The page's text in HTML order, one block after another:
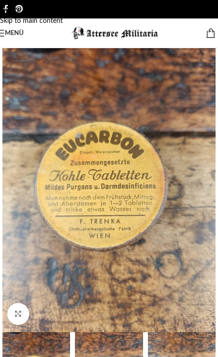
Skip to navigation
Skip to main content
MENÜ
Klick zum Vergrößern